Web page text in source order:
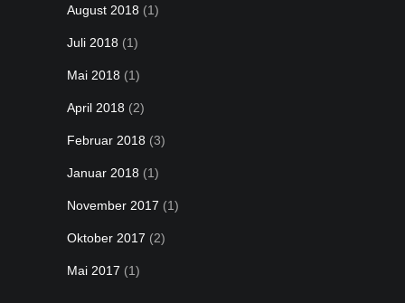
August 2018 (1)
Juli 2018 (1)
Mai 2018 (1)
April 2018 (2)
Februar 2018 (3)
Januar 2018 (1)
November 2017 (1)
Oktober 2017 (2)
Mai 2017 (1)